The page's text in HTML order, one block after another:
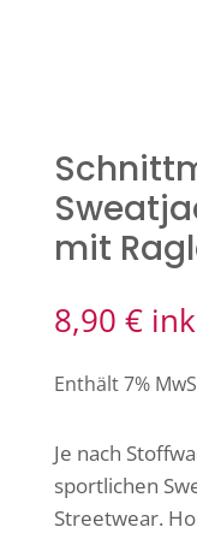
mit
8,90 €
Enthält 7%
Je nach
sportlichen
Streetwear.